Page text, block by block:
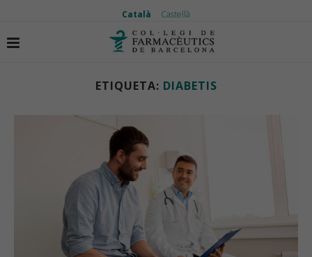
Català Castellà
Inici Articles etiquetas amb "diabetis"
ETIQUETA: DIABETIS